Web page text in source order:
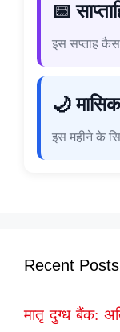
📅
इस सप्ताह
🌙
इस महीने के
Recent Posts
मातृ दुग्ध बैंक: